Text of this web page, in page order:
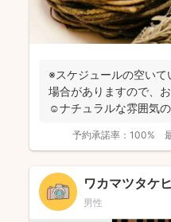
※スケジュールの空いて
場合がありますので、
☺️ナチュラルな雰囲気
予約承諾率： 100%
ワカマツタケ
男性